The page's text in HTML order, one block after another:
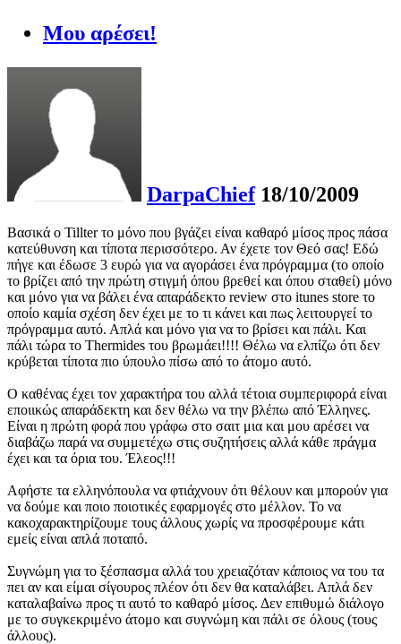
Μου αρέσει!
DarpaChief 18/10/2009
Βασικά ο Tillter το μόνο που βγάζει είναι καθαρό μίσος προς πάσα
κατεύθυνση και τίποτα περισσότερο. Αν έχετε τον Θεό σας! Εδώ
πήγε και έδωσε 3 ευρώ για να αγοράσει ένα πρόγραμμα (το οποίο
το βρίζει από την πρώτη στιγμή όπου βρεθεί και όπου σταθεί) μόνο
και μόνο για να βάλει ένα απαράδεκτο review στο itunes store το
οποίο καμία σχέση δεν έχει με το τι κάνει και πως λειτουργεί το
πρόγραμμα αυτό. Απλά και μόνο για να το βρίσει και πάλι. Και
πάλι τώρα το Thermides του βρωμάει!!!! Θέλω να ελπίζω ότι δεν
κρύβεται τίποτα πιο ύπουλο πίσω από το άτομο αυτό.
Ο καθένας έχει τον χαρακτήρα του αλλά τέτοια συμπεριφορά είναι
εποιικώς απαράδεκτη και δεν θέλω να την βλέπω από Έλληνες.
Είναι η πρώτη φορά που γράφω στο σαιτ μια και μου αρέσει να
διαβάζω παρά να συμμετέχω στις συζητήσεις αλλά κάθε πράγμα
έχει και τα όρια του. Έλεος!!!
Αφήστε τα ελληνόπουλα να φτιάχνουν ότι θέλουν και μπορούν για
να δούμε και ποιο ποιοτικές εφαρμογές στο μέλλον. Το να
κακοχαρακτηρίζουμε τους άλλους χωρίς να προσφέρουμε κάτι
εμείς είναι απλά ποταπό.
Συγνώμη για το ξέσπασμα αλλά του χρειαζόταν κάποιος να του τα
πει αν και είμαι σίγουρος πλέον ότι δεν θα καταλάβει. Απλά δεν
καταλαβαίνω προς τι αυτό το καθαρό μίσος. Δεν επιθυμώ διάλογο
με το συγκεκριμένο άτομο και συγνώμη και πάλι σε όλους (τους
άλλους).